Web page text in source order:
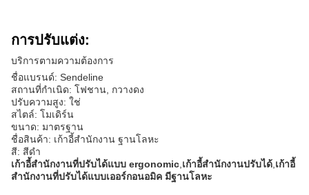
การปรับแต่ง:
บริการตามความต้องการ
ชื่อแบรนด์: Sendeline
สถานที่กําเนิด: โฟชาน, กวางดง
ปรับความสูง: ใช่
สไตล์: โมเดิร์น
ขนาด: มาตรฐาน
ชื่อสินค้า: เก้าอี้สํานักงาน ฐานโลหะ
สี: สีดํา
เก้าอี้สํานักงานที่ปรับได้แบบ ergonomic เก้าอี้สํานักงานปรับได้ เก้าอี้
สํานักงานที่ปรับได้แบบเออร์กอนอมิค มีฐานโลหะ